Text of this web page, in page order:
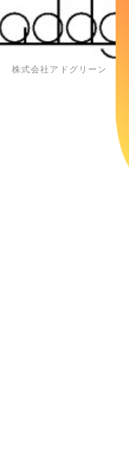
株式会社アドグリーン